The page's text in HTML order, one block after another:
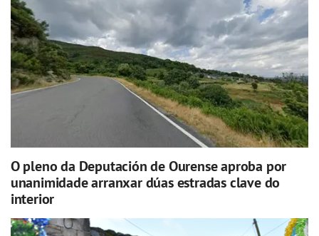
O pleno da Deputación de Ourense aproba por
unanimidade arranxar dúas estradas clave do
interior